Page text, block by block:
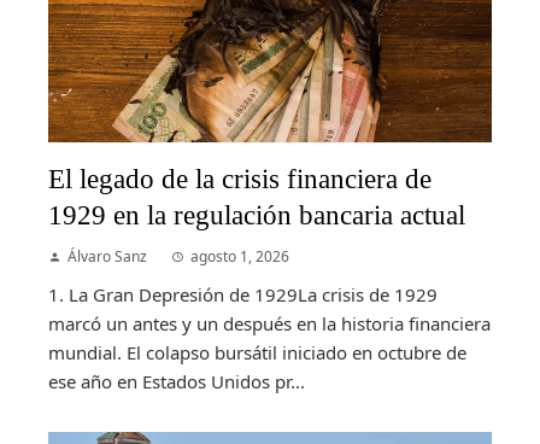
El legado de la crisis financiera de
1929 en la regulación bancaria actual
Álvaro Sanz agosto 1, 2026
1. La Gran Depresión de 1929La crisis de 1929
marcó un antes y un después en la historia financiera
mundial. El colapso bursátil iniciado en octubre de
ese año en Estados Unidos pr...